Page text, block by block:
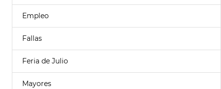
Empleo
Fallas
Feria de Julio
Mayores